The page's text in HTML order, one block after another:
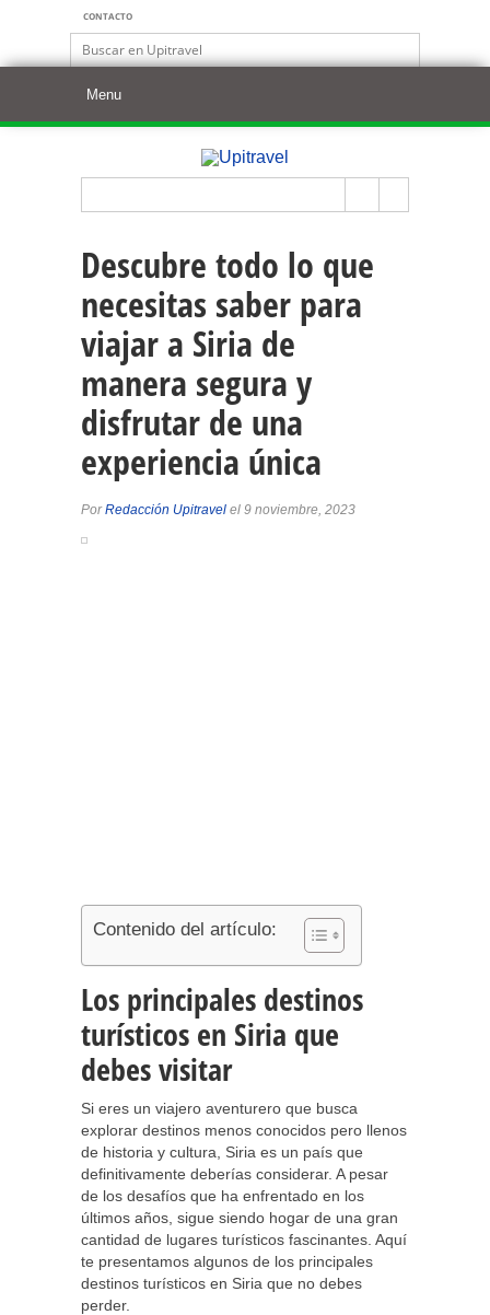
CONTACTO
Descubre todo lo que
necesitas saber para
viajar a Siria de
manera segura y
disfrutar de una
experiencia única
PorRedacción Upitravel el 9 noviembre, 2023
Contenido del artículo:
Los principales destinos
turísticos en Siria que
debes visitar
Si eres un viajero aventurero que busca
explorar destinos menos conocidos pero llenos
de historia y cultura, Siria es un país que
definitivamente deberías considerar. A pesar
de los desafíos que ha enfrentado en los
últimos años, sigue siendo hogar de una gran
cantidad de lugares turísticos fascinantes. Aquí
te presentamos algunos de los principales
destinos turísticos en Siria que no debes
perder.